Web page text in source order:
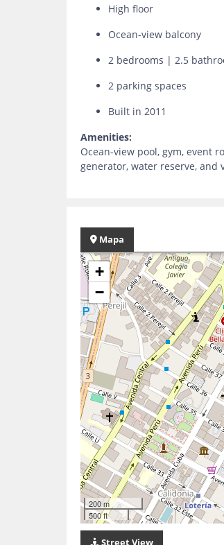
High floor
Ocean-view balcony
2 bedrooms | 2.5
2 parking spaces
Built in 2011
Amenities:
Ocean-view pool, gym, event
generator, water reserve, and
Mapa
+
−
200 m
500 ft
Street View